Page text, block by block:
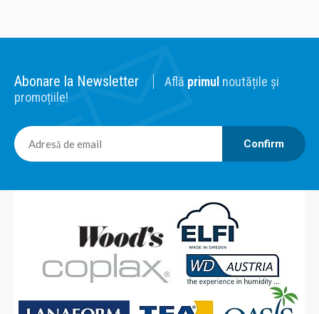
Abonare la Newsletter Află primul noutățile și
promoțiile!
Confirm